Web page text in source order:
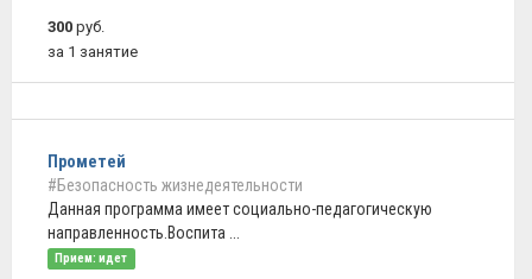
300 руб.
за 1 занятие
Прометей
#Безопасность жизнедеятельности
Данная программа имеет социально-педагогическую
направленность.Воспита ...
Прием: идет